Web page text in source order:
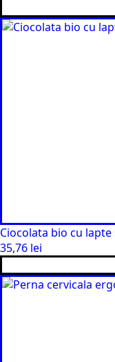
Ciocolata bio cu
35,76 lei